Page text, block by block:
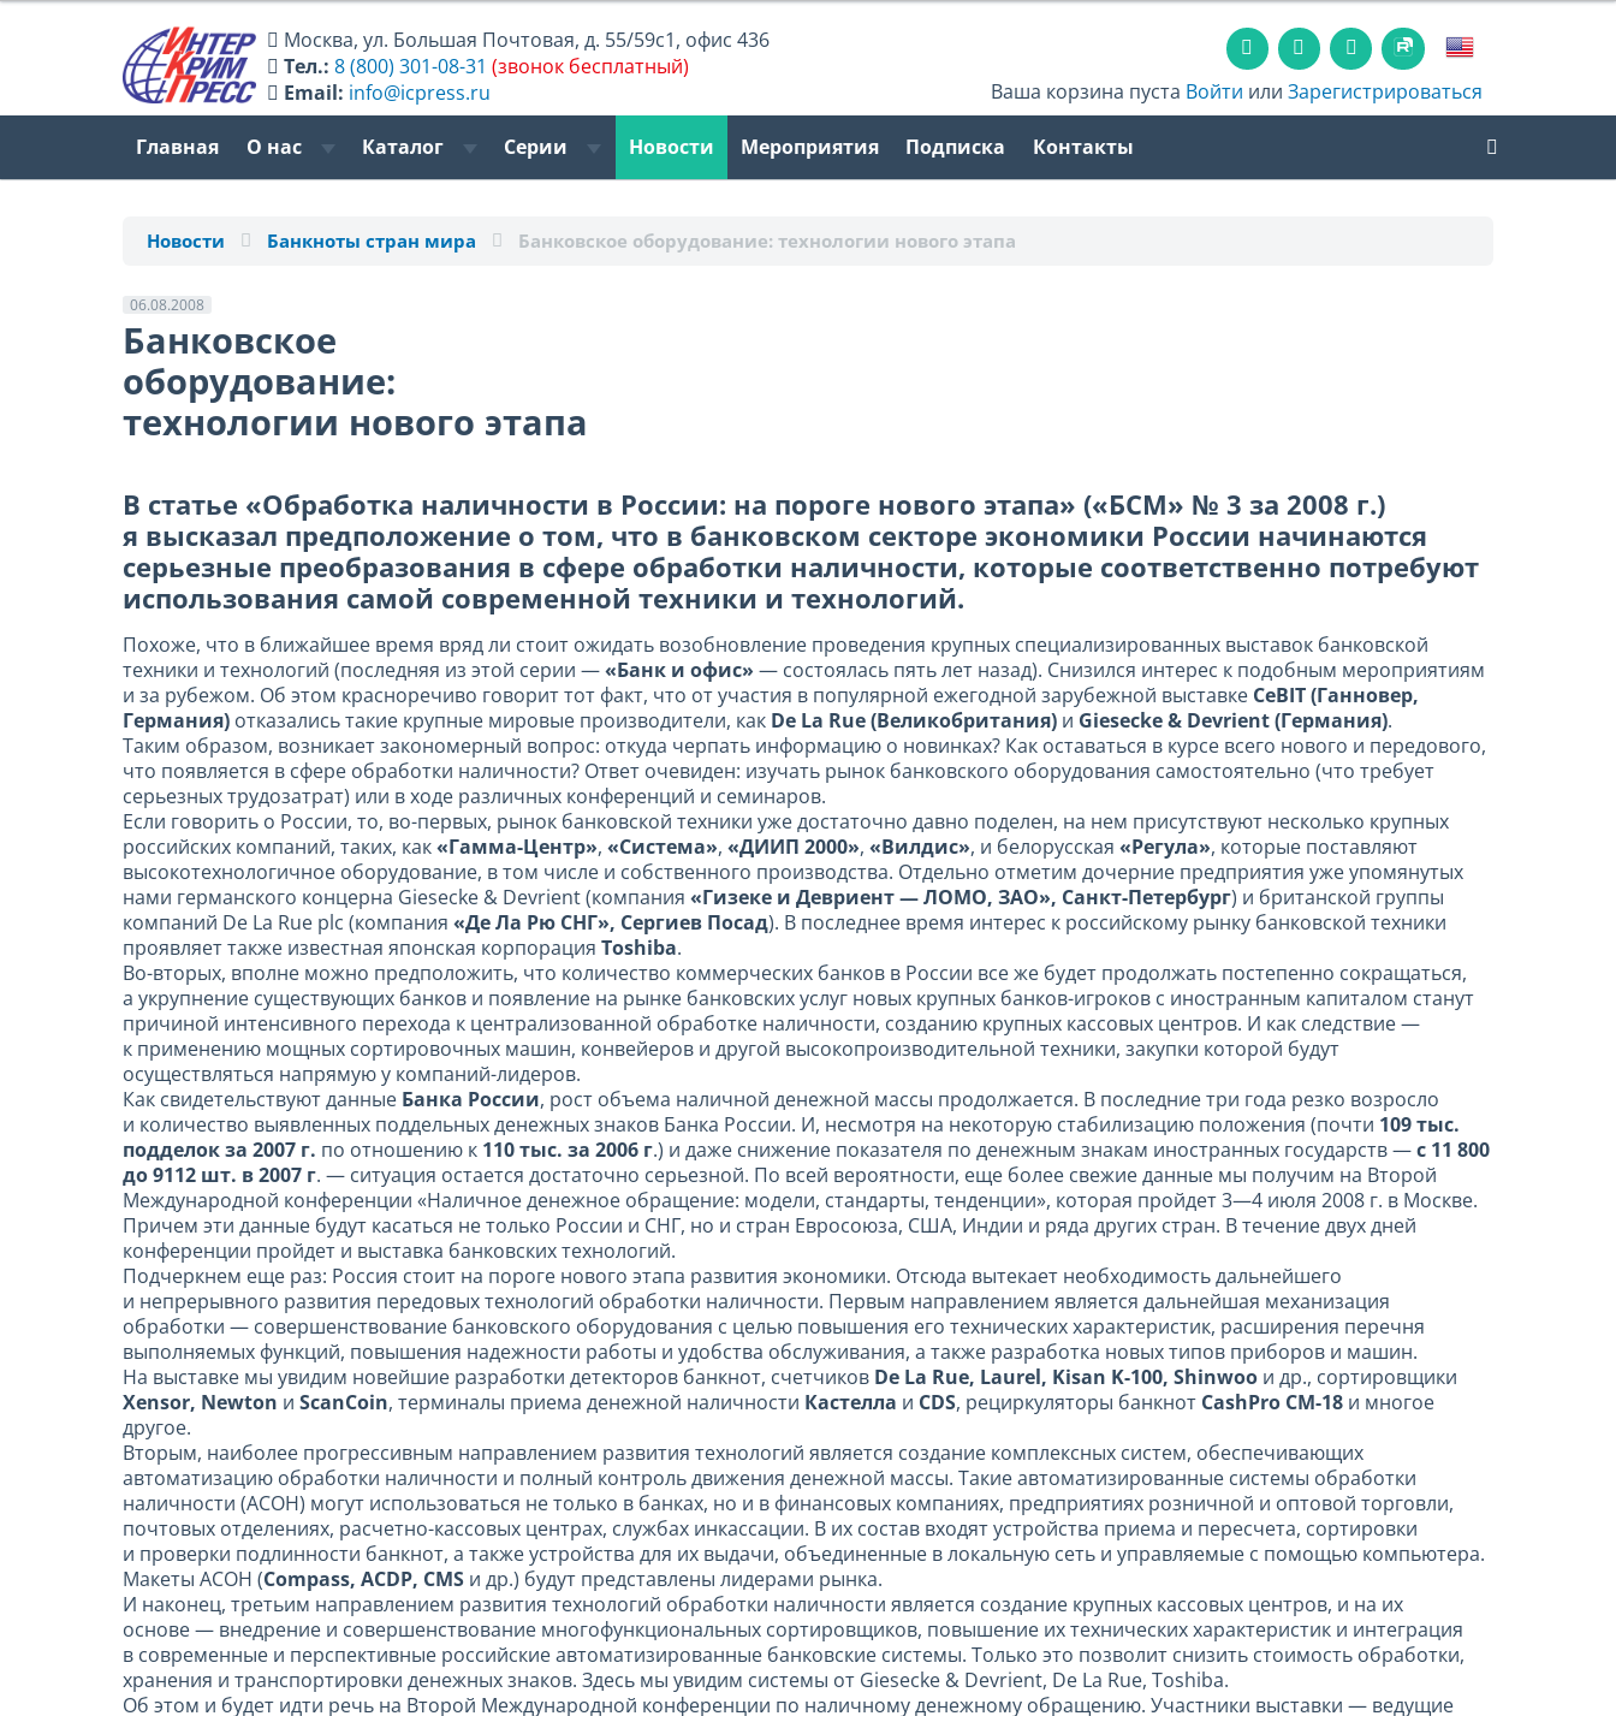
Москва,ул. Большая Почтовая, д. 55/59с1, офис 436
Тел.: 8 (800) 301-08-31 (звонок бесплатный)
Email: info@icpress.ru Ваша корзина пуста Войти илиЗарегистрироваться
Главная О нас Каталог Серии Новости Мероприятия Подписка Контакты
Новости Банкноты стран мира Банковское оборудование: технологии нового этапа
06.08.2008
Банковское
оборудование:
технологии нового этапа
В статье «Обработка наличности в России: на пороге нового этапа» («БСМ» № 3 за 2008 г.)
я высказал предположение о том, что в банковском секторе экономики России начинаются
серьезные преобразования в сфере обработки наличности, которые соответственно потребуют
использования самой современной техники и технологий.
Похоже, что в ближайшее время вряд ли стоит ожидать возобновление проведения крупных специализированных выставок банковской
техники и технологий (последняя из этой серии —«Банк и офис» — состоялась пять лет назад). Снизился интерес к подобным мероприятиям
и за рубежом. Об этом красноречиво говорит тот факт, что от участия в популярной ежегодной зарубежной выставке CeBIT (Ганновер,
Германия) отказались такие крупные мировые производители, как De La Rue(Великобритания) и Giesecke & Devrient (Германия).
Таким образом, возникает закономерный вопрос: откуда черпать информацию о новинках? Как оставаться в курсе всего нового и передового,
что появляется в сфере обработки наличности? Ответ очевиден: изучать рынок банковского оборудования самостоятельно (что требует
серьезных трудозатрат) или в ходе различных конференций и семинаров.
Если говорить о России, то, во-первых, рынок банковской техники уже достаточно давно поделен, на нем присутствуют несколько крупных
российских компаний, таких, как«Гамма-Центр», «Система», «ДИИП 2000», «Вилдис», и белорусская «Регула», которые поставляют
высокотехнологичное оборудование, в том числе и собственного производства. Отдельно отметим дочерние предприятия уже упомянутых
нами германского концерна Giesecke & Devrient (компания «Гизеке и Девриент — ЛОМО, ЗАО», Санкт-Петербург) и британской группы
компаний De La Rue plc (компания «Де Ла Рю СНГ», Сергиев Посад). В последнее время интерес к российскому рынку банковской техники
проявляет также известная японская корпорация Toshiba.
Во-вторых, вполне можно предположить, что количество коммерческих банков в России все же будет продолжать постепенно сокращаться,
а укрупнение существующих банков и появление на рынке банковских услуг новых крупных банков-игроков с иностранным капиталом станут
причиной интенсивного перехода к централизованной обработке наличности, созданию крупных кассовых центров. И как следствие —
к применению мощных сортировочных машин, конвейеров и другой высокопроизводительной техники, закупки которой будут
осуществляться напрямую у компаний-лидеров.
Как свидетельствуют данные Банка России, рост объема наличной денежной массы продолжается. В последние три года резко возросло
и количество выявленных поддельных денежных знаков Банка России. И, несмотря на некоторую стабилизацию положения (почти 109 тыс.
подделок за 2007 г. по отношению к 110 тыс. за 2006 г.) и даже снижение показателя по денежным знакам иностранных государств —с 11 800
до 9112 шт. в 2007 г. — ситуация остается достаточно серьезной. По всей вероятности, еще более свежие данные мы получим на Второй
Международной конференции «Наличное денежное обращение: модели, стандарты, тенденции», которая пройдет 3—4 июля 2008 г. в Москве.
Причем эти данные будут касаться не только России и СНГ, но и стран Евросоюза, США, Индии и ряда других стран. В течение двух дней
конференции пройдет и выставка банковских технологий.
Подчеркнем еще раз: Россия стоит на пороге нового этапа развития экономики. Отсюда вытекает необходимость дальнейшего
и непрерывного развития передовых технологий обработки наличности. Первым направлением является дальнейшая механизация
обработки — совершенствование банковского оборудования с целью повышения его технических характеристик, расширения перечня
выполняемых функций, повышения надежности работы и удобства обслуживания, а также разработка новых типов приборов и машин.
На выставке мы увидим новейшие разработки детекторов банкнот, счетчиков De La Rue, Laurel, Kisan K-100, Shinwoo и др., сортировщики
Xensor, Newton и ScanCoin, терминалы приема денежной наличности Кастелла и CDS, рециркуляторы банкнот CashPro CM-18 и многое
другое.
Вторым, наиболее прогрессивным направлением развития технологий является создание комплексных систем, обеспечивающих
автоматизацию обработки наличности и полный контроль движения денежной массы. Такие автоматизированные системы обработки
наличности (АСОН) могут использоваться не только в банках, но и в финансовых компаниях, предприятиях розничной и оптовой торговли,
почтовых отделениях, расчетно-кассовых центрах, службах инкассации. В их состав входят устройства приема и пересчета, сортировки
и проверки подлинности банкнот, а также устройства для их выдачи, объединенные в локальную сеть и управляемые с помощью компьютера.
Макеты АСОН (Compass, ACDP, CMS и др.) будут представлены лидерами рынка.
И наконец, третьим направлением развития технологий обработки наличности является создание крупных кассовых центров, и на их
основе — внедрение и совершенствование многофункциональных сортировщиков, повышение их технических характеристик и интеграция
в современные и перспективные российские автоматизированные банковские системы. Только это позволит снизить стоимость обработки,
хранения и транспортировки денежных знаков. Здесь мы увидим системы от Giesecke & Devrient, De La Rue, Toshiba.
Об этом и будет идти речь на Второй Международной конференции по наличному денежному обращению. Участники выставки — ведущие